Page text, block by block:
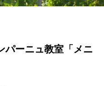
ーニュ教室「メニ